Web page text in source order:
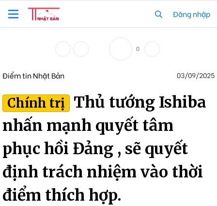
Đăng nhập
0
Điểm tin Nhật Bản 03/09/2025
Chính trị Thủ tướng Ishiba
nhấn mạnh quyết tâm
phục hồi Đảng , sẽ quyết
định trách nhiệm vào thời
điểm thích hợp.